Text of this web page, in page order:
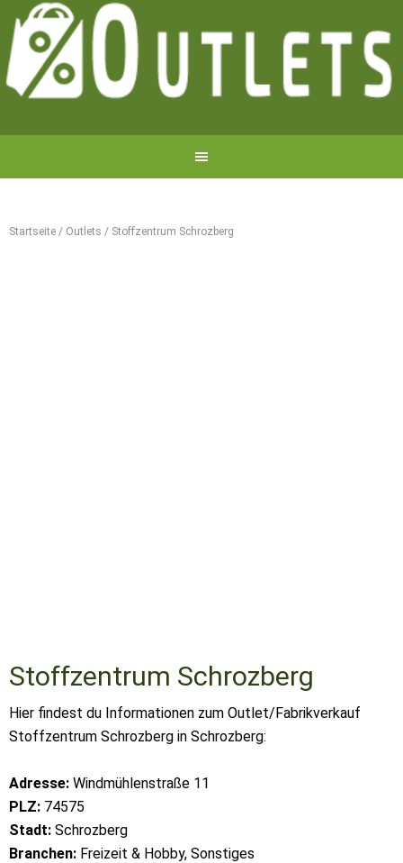
Startseite / Outlets / Stoffzentrum Schrozberg
Stoffzentrum Schrozberg
Hier findest du Informationen zum Outlet/Fabrikverkauf
Stoffzentrum Schrozberg in Schrozberg:
Adresse: Windmühlenstraße 11
PLZ: 74575
Stadt: Schrozberg
Branchen: Freizeit & Hobby, Sonstiges